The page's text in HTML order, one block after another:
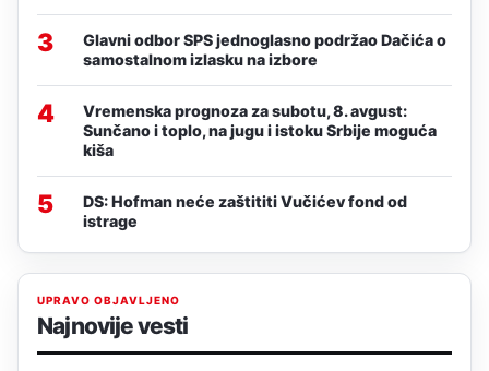
3
Glavni odbor SPS jednoglasno podržao Dačića o
samostalnom izlasku na izbore
4
Vremenska prognoza za subotu, 8. avgust:
Sunčano i toplo, na jugu i istoku Srbije moguća
kiša
5
DS: Hofman neće zaštititi Vučićev fond od
istrage
UPRAVO OBJAVLJENO
Najnovije vesti